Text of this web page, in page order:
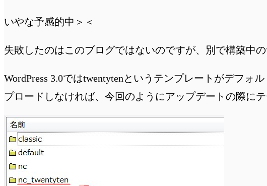
いやな予感的中＞＜
失敗したのはこのブログではないのですが、別で構築中
WordPress 3.0ではtwentytenというテンプレートがデフ
プロードしなければ、今回のようにアップデートの際に